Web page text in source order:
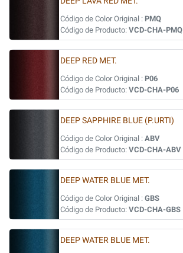
Código de Color Original : PMQ
Código de Producto: VCD-CHA-PMQ
DEEP RED MET.
Código de Color Original : P06
Código de Producto: VCD-CHA-P06
DEEP SAPPHIRE BLUE (P.URTI)
Código de Color Original : ABV
Código de Producto: VCD-CHA-ABV
DEEP WATER BLUE MET.
Código de Color Original : GBS
Código de Producto: VCD-CHA-GBS
DEEP WATER BLUE MET.